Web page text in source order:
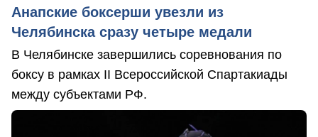
Анапские боксерши увезли из
Челябинска сразу четыре медали
В Челябинске завершились соревнования по
боксу в рамках II Всероссийской Спартакиады
между субъектами РФ.